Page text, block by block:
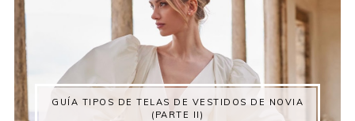
GUÍA TIPOS DE TELAS DE VESTIDOS DE NOVIA
(PARTE II)